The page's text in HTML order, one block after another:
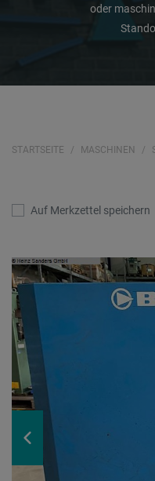
oder
STARTSEITE MASCHINEN
Auf Merkzettel speichern